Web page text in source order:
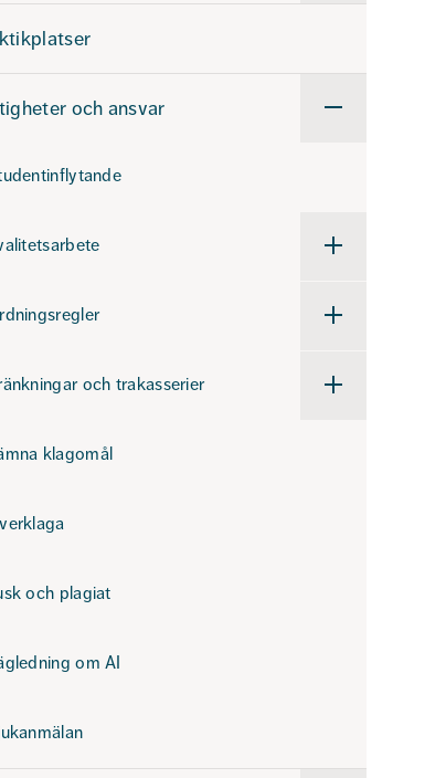
Skriva
och ansvar
Undermeny
Undermeny
och trakasserier
Undermeny
klagomål
och plagiat
om AI